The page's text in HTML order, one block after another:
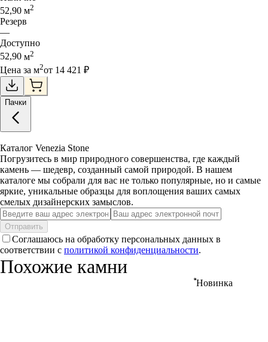
52,90 м2
Резерв
—
Доступно
52,90 м2
Цена за м2от 14 421 ₽
Пачки
Каталог Venezia Stone
Погрузитесь в мир природного совершенства, где каждый
камень — шедевр, созданный самой природой. В нашем
каталоге мы собрали для вас не только популярные, но и самые
яркие, уникальные образцы для воплощения ваших самых
смелых дизайнерских замыслов.
Отправить
Соглашаюсь на обработку персональных данных в
соответствии с политикой конфиденциальности.
Похожие камни
Новинка